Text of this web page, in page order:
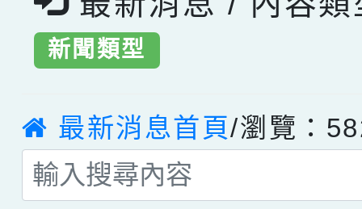
新聞類型
最新消息首頁/瀏覽：